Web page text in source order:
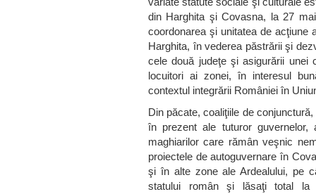
din Harghita şi Covasna, la 27
coordonarea şi unitatea de acţiune
Harghita, în vederea păstrării şi
cele două judeţe şi asigurării unei
locuitori ai zonei, în interesul
contextul integrării României în
Din păcate, coaliţiile de
în prezent ale tuturor
maghiarilor care rămân veşnic
proiectele de autoguvernare în
şi în alte zone ale Ardealului, pe
statului român şi lăsaţi total la